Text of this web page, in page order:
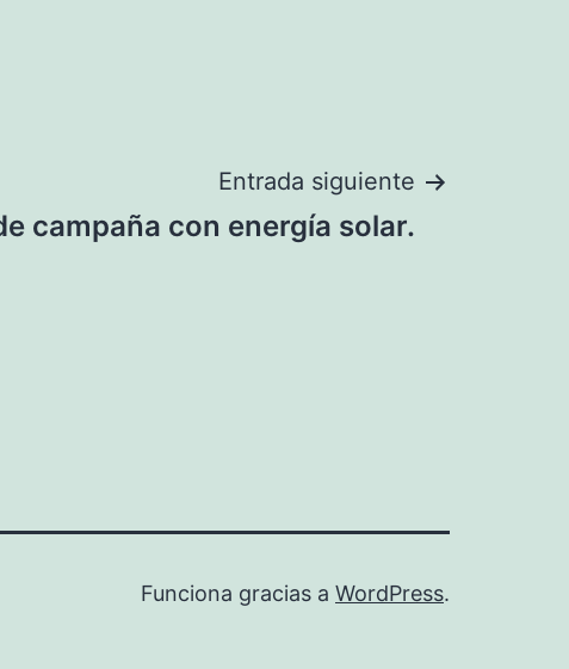
Entrada siguiente
campaña con energía solar.
Funciona gracias a WordPress.